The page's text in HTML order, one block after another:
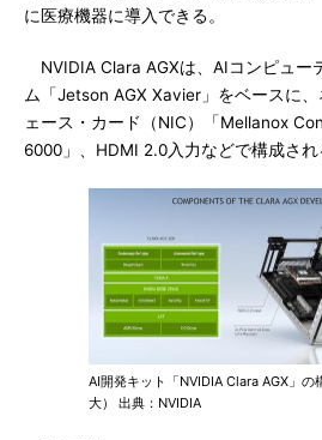
に医療機器に導入できる。
NVIDIA Clara AGXは、AIコンピュー
ム「Jetson AGX Xavier」をベースに
ェース・カード（NIC）「Mellanox
6000」、HDMI 2.0入力などで構成され
AI開発キット「NVIDIA Clara AGX」の
大） 出典：NVIDIA